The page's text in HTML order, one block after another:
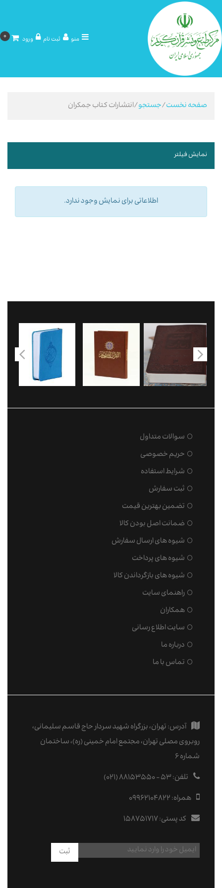
0 ورود ثبت نام منو
صفحه نخست/جستجو/انتشارات کتاب جمکران
نمایش فیلتر
اطلاعاتی برای نمایش وجود ندارد.
سوالات متداول
حریم خصوصی
شرایط استفاده
ثبت سفارش
تضمین بهترین قیمت
ضمانت اصل بودن کالا
شیوه های ارسال سفارش
شیوه های پرداخت
شیوه های بازگرداندن کالا
راهنمای سایت
همکاران
سایت اطلاع رسانی
درباره ما
تماس با ما
آدرس:تهران، بزرگراه شهید سردار حاج قاسم سلیمانی،
روبروی مصلی تهران، مجتمع امام خمینی (ره)، ساختمان
شماره ۶
تلفن:۵۳ - ۸۸۱۵۳۵۵۰ (۰۲۱)
همراه:09962104822
کد پستی:۱۵۸۷۵۱۷۱۷
ثبت